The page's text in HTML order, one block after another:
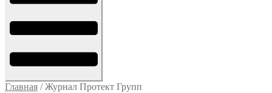
Главная /Журнал Протект Групп